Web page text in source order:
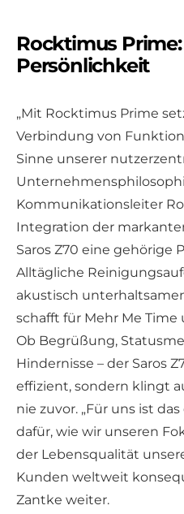
Rocktimus
Persönlichkeit
„Mit Rocktimus Prime
Verbindung von
Sinne unserer
Kommunikationsleiter
Integration der
Saros Z70 eine gehörige
Alltägliche
akustisch
schafft für Mehr Me Time
Ob Begrüßung,
Hindernisse – der Saros
effizient, sondern klingt
nie zuvor. „Für uns ist
dafür, wie wir unseren
der Lebensqualität
Kunden weltweit
Zantke weiter.